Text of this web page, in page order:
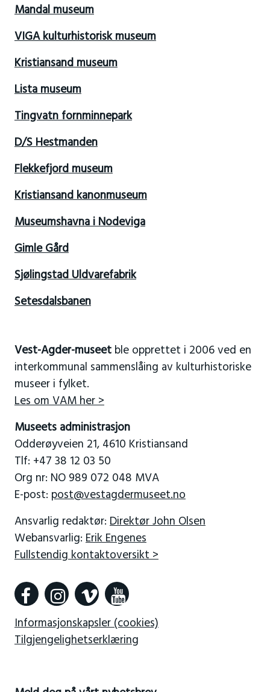
Mandal museum
VIGA kulturhistorisk museum
Kristiansand museum
Lista museum
Tingvatn fornminnepark
D/S Hestmanden
Flekkefjord museum
Kristiansand kanonmuseum
Museumshavna i Nodeviga
Gimle Gård
Sjølingstad Uldvarefabrik
Setesdalsbanen
Vest-Agder-museetble opprettet i 2006 ved en
interkommunal sammenslåing av kulturhistoriske
museer i fylket.
Les om VAM her >
Museets administrasjon
Odderøyveien 21, 4610 Kristiansand
Tlf: +47 38 12 03 50
Org nr: NO 989 072 048 MVA
E-post: post@vestagdermuseet.no
Ansvarlig redaktør: Direktør John Olsen
Webansvarlig: Erik Engenes
Fullstendig kontaktoversikt >
Informasjonskapsler (cookies)
Tilgjengelighetserklæring